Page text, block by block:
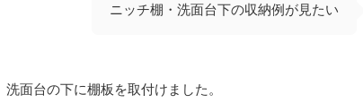
ニッチ棚・洗面台下の収納例が見たい
面台の下に棚板を取付けました。